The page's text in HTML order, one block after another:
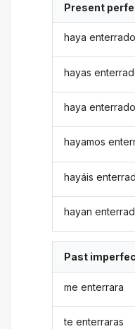
Present
haya enterrado
hayas
haya enterrado
hayamos
hayáis
hayan
Past
me enterrara
te enterraras